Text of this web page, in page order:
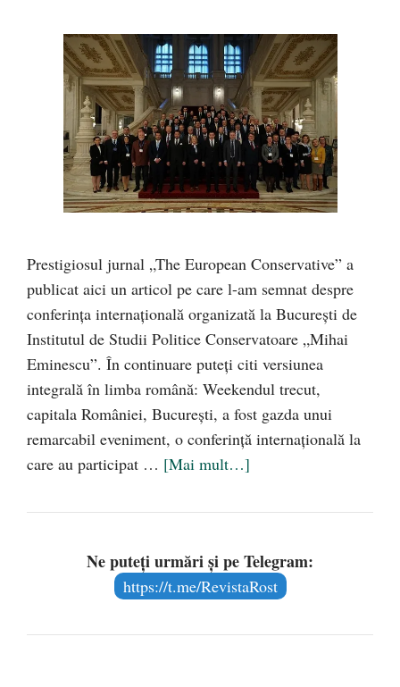
Prestigiosul jurnal „The European Conservative” a
publicat aici un articol pe care l-am semnat despre
conferința internațională organizată la București de
Institutul de Studii Politice Conservatoare „Mihai
Eminescu”. În continuare puteți citi versiunea
integrală în limba română: Weekendul trecut,
capitala României, București, a fost gazda unui
remarcabil eveniment, o conferință internațională la
care au participat … [Mai mult…]
Ne puteți urmări și pe Telegram:
https://t.me/RevistaRost